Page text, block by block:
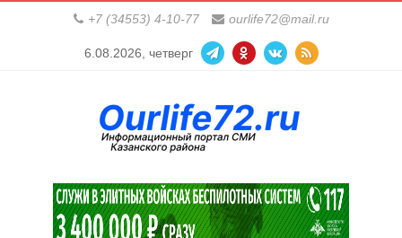
+7 (34553) 4-10-77 ourlife72@mail.ru
6.08.2026, четверг